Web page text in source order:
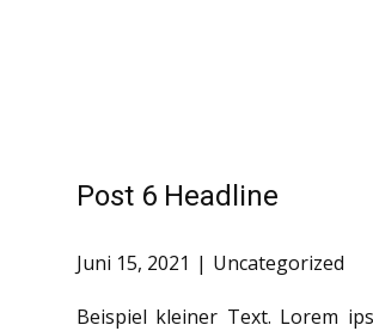
Post 6 Headline
Juni 15, 2021 Uncategorized
Beispiel kleiner Text. Lorem